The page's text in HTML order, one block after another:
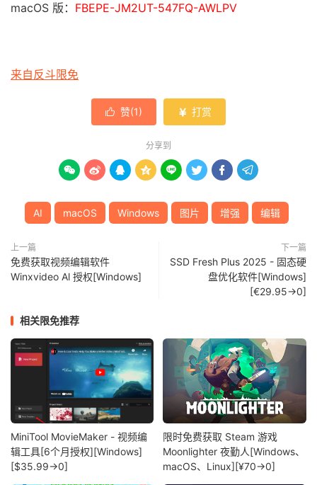
macOS 版： FBEPE-JM2UT-547FQ-AWLPV
来自反斗限免
 赞(1)  打赏
分享到
       
AI macOS Windows 图片 增强 编辑
上一篇
免费获取视频编辑软件
Winxvideo Al 授权[Windows]
下一篇
SSD Fresh Plus 2025 - 固态硬
盘优化软件[Windows]
[€29.95→0]
相关限免推荐
MiniTool MovieMaker - 视频编
辑工具[6个月授权][Windows]
[$35.99→0]
限时免费获取 Steam 游戏
Moonlighter 夜勤人[Windows、
macOS、Linux][¥70→0]